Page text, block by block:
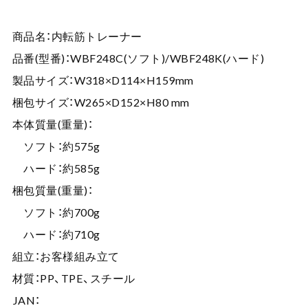
商品名：内転筋トレーナー
品番(型番)：WBF248C(ソフト)/WBF248K(ハード)
製品サイズ：W318×D114×H159mm
梱包サイズ：W265×D152×H80 mm
本体質量(重量)：
ソフト：約575g
ハード：約585g
梱包質量(重量)：
ソフト：約700g
ハード：約710g
組立：お客様組み立て
材質：PP、TPE、スチール
JAN：